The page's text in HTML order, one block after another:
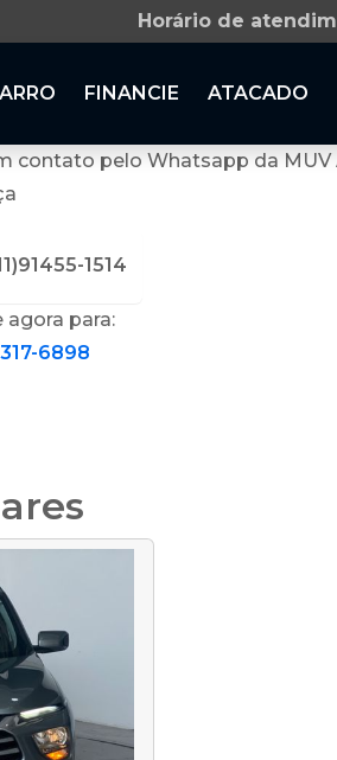
Horário de
FINANCIE ATACADO
contato pelo Whatsapp da MUV
1514
agora para:
6898